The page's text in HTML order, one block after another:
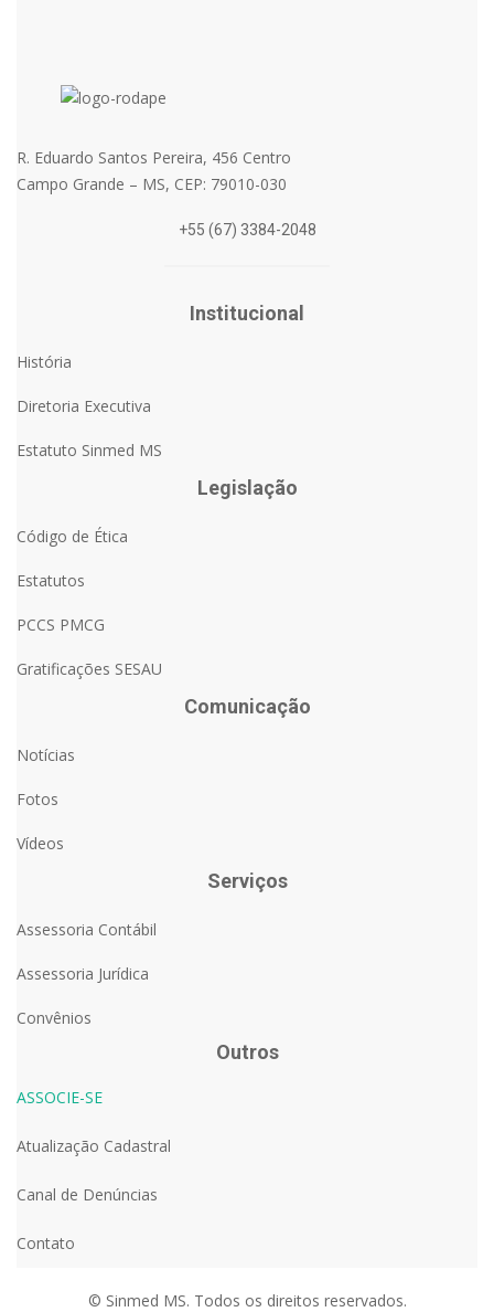
R. Eduardo Santos Pereira, 456 Centro
Campo Grande – MS, CEP: 79010-030
+55 (67) 3384-2048
Institucional
História
Diretoria Executiva
Estatuto Sinmed MS
Legislação
Código de Ética
Estatutos
PCCS PMCG
Gratificações SESAU
Comunicação
Notícias
Fotos
Vídeos
Serviços
Assessoria Contábil
Assessoria Jurídica
Convênios
Outros
ASSOCIE-SE
Atualização Cadastral
Canal de Denúncias
Contato
© Sinmed MS. Todos os direitos reservados.